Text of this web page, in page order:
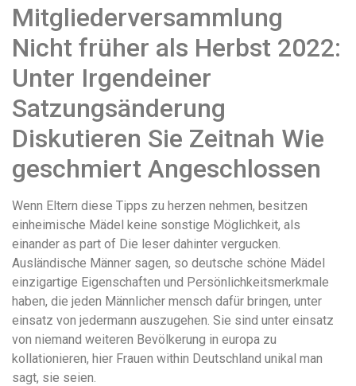
Mitgliederversammlung
Nicht früher als Herbst 2022:
Unter Irgendeiner
Satzungsänderung
Diskutieren Sie Zeitnah Wie
geschmiert Angeschlossen
Wenn Eltern diese Tipps zu herzen nehmen, besitzen
einheimische Mädel keine sonstige Möglichkeit, als
einander as part of Die leser dahinter vergucken.
Ausländische Männer sagen, so deutsche schöne Mädel
einzigartige Eigenschaften und Persönlichkeitsmerkmale
haben, die jeden Männlicher mensch dafür bringen, unter
einsatz von jedermann auszugehen. Sie sind unter einsatz
von niemand weiteren Bevölkerung in europa zu
kollationieren, hier Frauen within Deutschland unikal man
sagt, sie seien.